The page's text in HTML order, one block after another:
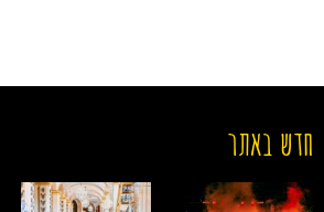
חדש באתר